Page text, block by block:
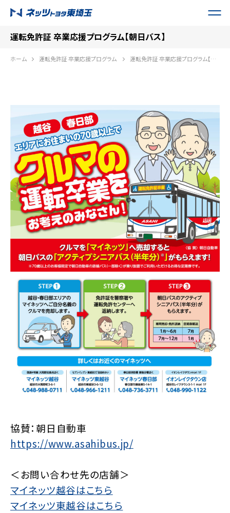
運転免許証 卒業応援プログラム【朝日バス】
ホーム 運転免許証 卒業応援プログラム 運転免許証 卒業応援プログラム【朝日バス】
協賛：朝日自動車
https://www.asahibus.jp/
＜お問い合わせ先の店舗＞
マイネッツ越谷はこちら
マイネッツ東越谷はこちら